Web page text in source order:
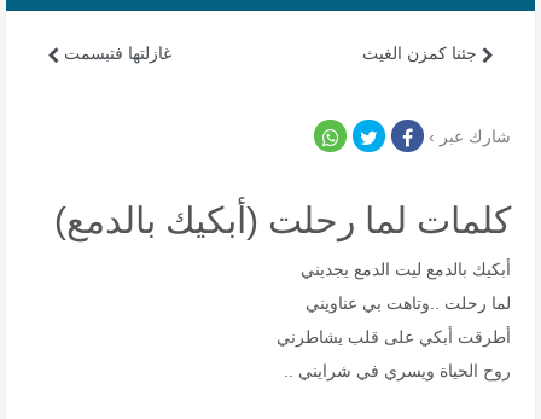
غازلتها فتبسمت جئنا كمزن الغيث
شارك عبر ›
كلمات لما رحلت (أبكيك بالدمع)
أبكيك بالدمع ليت الدمع يجديني
لما رحلت ..وتاهت بي عناويني
أطرقت أبكي على قلب يشاطرني
روح الحياة ويسري في شرايني ..